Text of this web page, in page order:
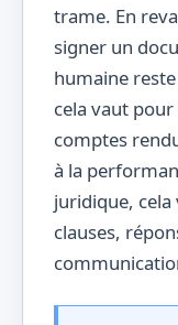
trame. En
signer un
humaine
cela vaut pour
comptes
à la
juridique, cela
clauses,